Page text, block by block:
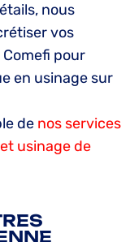
nous
vos
pour
en usinage sur
de nos services
usinage de